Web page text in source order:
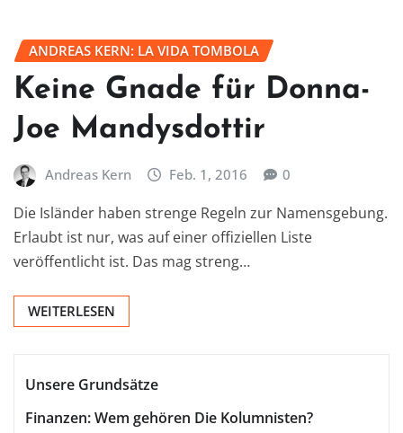
ANDREAS KERN: LA VIDA TOMBOLA
Keine Gnade für Donna-
Joe Mandysdottir
Andreas Kern Feb. 1, 2016 0
Die Isländer haben strenge Regeln zur Namensgebung.
Erlaubt ist nur, was auf einer offiziellen Liste
veröffentlicht ist. Das mag streng…
WEITERLESEN
Unsere Grundsätze
Finanzen: Wem gehören Die Kolumnisten?